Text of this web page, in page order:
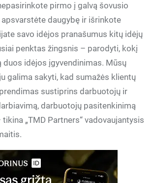
pirmo į galvą šovusio
daugybę ir išrinkote
savo idėjos pranašumus kitų idėjų
penktas žingsnis – parodyti, kokį
idėjos įgyvendinimas. Mūsų
galima sakyti, kad sumažės klientų
sustiprins darbuotojų ir
darbuotojų pasitenkinimą
tikina „TMD Partners“ vadovaujantysis